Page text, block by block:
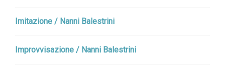
Imitazione / Nanni Balestrini
Improvvisazione / Nanni Balestrini